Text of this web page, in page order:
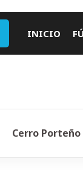
INICIO
Cerro Porteño